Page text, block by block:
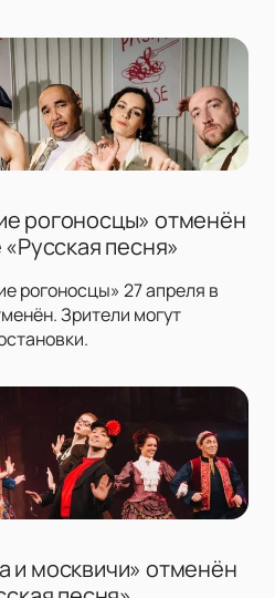
рогоносцы» отменён
песня»
рогоносцы» 27 апреля в
Зрители могут
и москвичи» отменён